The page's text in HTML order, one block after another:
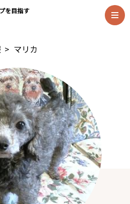
を目指す
> マリカ